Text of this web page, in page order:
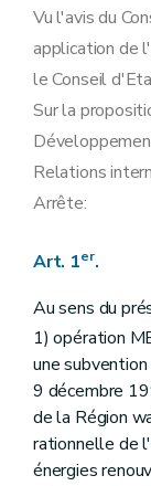
Vu l'avis du
application de
le Conseil
Sur la
Relations
Arrête:
Art. 1er.
Au sens du
1) opération
une
9 décembre
de la Région
rationnelle de
énergies